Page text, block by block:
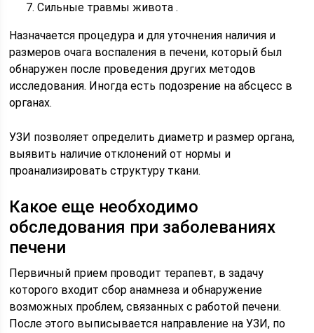
Сильные травмы живота .
Назначается процедура и для уточнения наличия и
размеров очага воспаления в печени, который был
обнаружен после проведения других методов
исследования. Иногда есть подозрение на абсцесс в
органах.
УЗИ позволяет определить диаметр и размер органа,
выявить наличие отклонений от нормы и
проанализировать структуру ткани.
Какое еще необходимо
обследования при заболеваниях
печени
Первичный прием проводит терапевт, в задачу
которого входит сбор анамнеза и обнаружение
возможных проблем, связанных с работой печени.
После этого выписывается направление на УЗИ, по